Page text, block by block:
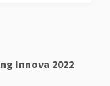
Innova 2022